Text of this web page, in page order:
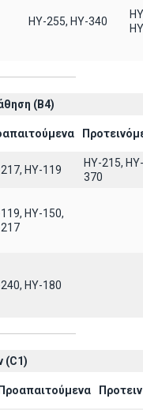
ΗΥ-255, ΗΥ-340
(B4)
HY-119
HY-215, HY-
370
ΗΥ-150,
HY-180
(C1)
Προαπαιτούμενα